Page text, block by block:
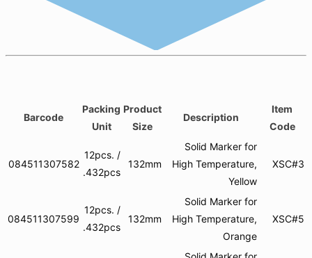
Item
Code
Description
Product
Size
Packing
Unit
Barcode
XSC#3
Solid Marker for
High Temperature,
Yellow
132mm
12pcs. /
432pcs.
084511307582
XSC#5
Solid Marker for
High Temperature,
Orange
132mm
12pcs. /
432pcs.
084511307599